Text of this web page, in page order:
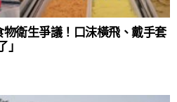
物衛生爭議！口沫橫飛、戴手套
」